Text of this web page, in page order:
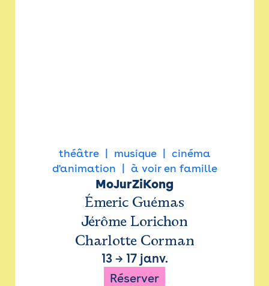
théâtre musique
cinéma
d'animation
à voir en famille
MoJurZiKong
Émeric Guémas
Jérôme Lorichon
Charlotte Corman
13→ 17 janv.
Réserver